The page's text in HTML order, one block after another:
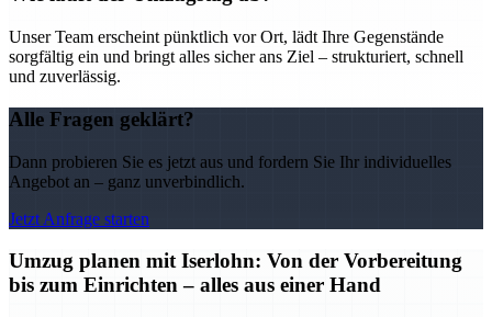
Unser Team erscheint pünktlich vor Ort, lädt Ihre Gegenstände
sorgfältig ein und bringt alles sicher ans Ziel – strukturiert, schnell
und zuverlässig.
Alle Fragen geklärt?
Dann probieren Sie es jetzt aus und fordern Sie Ihr individuelles
Angebot an – ganz unverbindlich.
Jetzt Anfrage starten
Umzug planen mit Iserlohn: Von der Vorbereitung
bis zum Einrichten – alles aus einer Hand